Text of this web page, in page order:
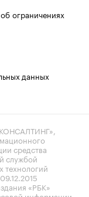
ограничениях
данных
средства
службой
технологий
«РБК»